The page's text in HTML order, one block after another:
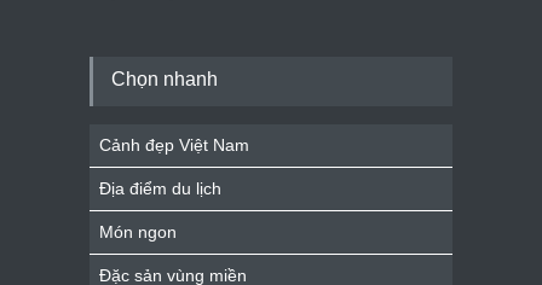
Chọn nhanh
Cảnh đẹp Việt Nam
Địa điểm du lịch
Món ngon
Đặc sản vùng miền